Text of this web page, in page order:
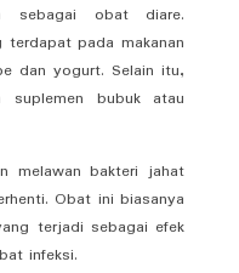
sebagai obat diare.
pada makanan
dan yogurt. Selain itu,
suplemen bubuk atau
melawan bakteri jahat
Obat ini biasanya
terjadi sebagai efek
infeksi.